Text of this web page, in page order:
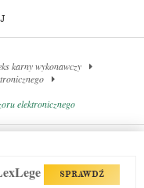
karny wykonawczy
elektronicznego
SPRAWDŹ